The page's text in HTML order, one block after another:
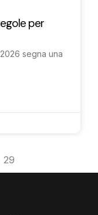
per
segna una
29